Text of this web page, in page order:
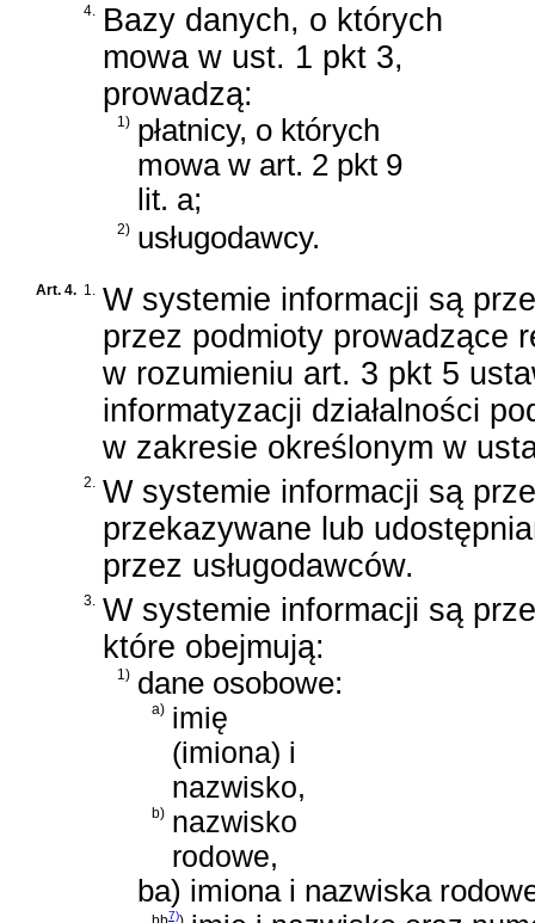
4.
Bazy danych, o których
mowa w ust. 1 pkt 3,
prowadzą:
1) płatnicy, o których
mowa w art. 2 pkt 9
lit. a;
2) usługodawcy.
Art. 4. 1. W systemie informacji są
przez podmioty prowadzące
w rozumieniu art. 3 pkt 5
informatyzacji działalności
w zakresie określonym w
2. W systemie informacji są
przekazywane lub
przez usługodawców.
3. W systemie informacji są
które obejmują:
1) dane osobowe:
a) imię
(imiona) i
nazwisko,
b) nazwisko
rodowe,
ba) imiona i nazwiska
7)